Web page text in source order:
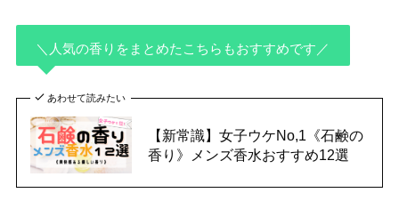
＼ 人気の香りをまとめたこちらもおすすめです ／
あわせて読みたい
【新常識】女子ウケNo,1《石鹸の
香り》メンズ香水おすすめ12選